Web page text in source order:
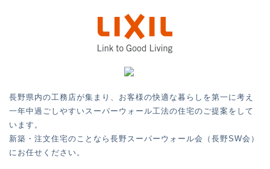
長野県内の工務店が集まり、お客様の快適な暮らしを第一に考え
一年中過ごしやすいスーパーウォール工法の住宅のご提案をして
います。
新築・注文住宅のことなら長野スーパーウォール会（長野SW会）
にお任せください。